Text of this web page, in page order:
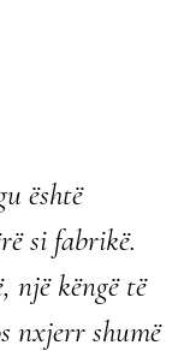
është
si fabrikë.
një këngë të
nxjerr shumë